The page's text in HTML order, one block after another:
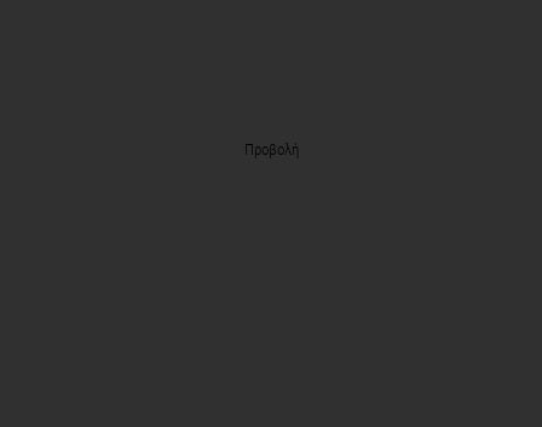
Προβολή